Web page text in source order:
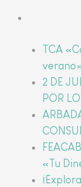
TCA
2 DE
POR
«Tu